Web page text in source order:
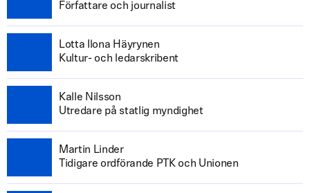
Författare och journalist
Lotta Ilona Häyrynen
Kultur- och ledarskribent
Kalle Nilsson
Utredare på statlig myndighet
Martin Linder
Tidigare ordförande PTK och Unionen